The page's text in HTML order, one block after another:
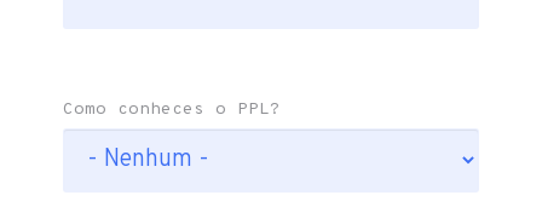
Como conheces o PPL?